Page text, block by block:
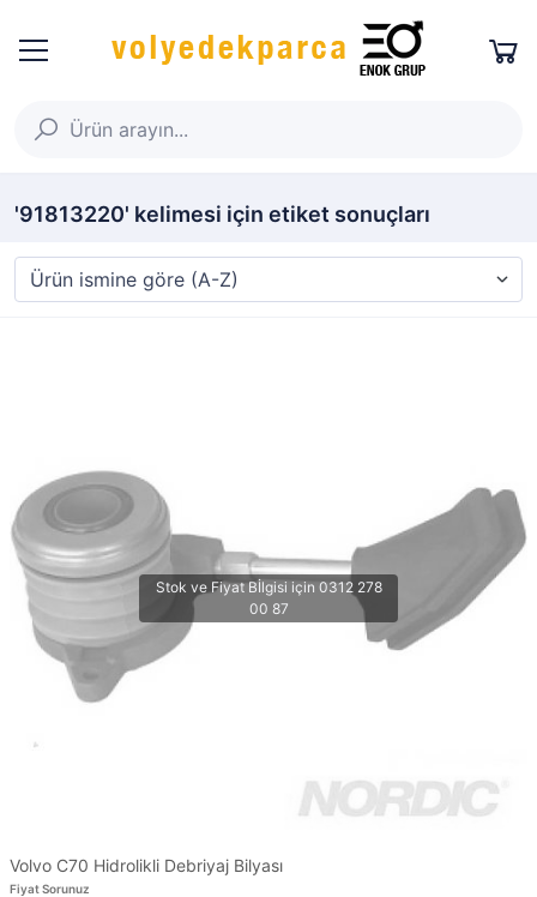
'91813220' kelimesi için etiket sonuçları
Volvo C70 Hidrolikli Debriyaj Bilyası
Fiyat Sorunuz